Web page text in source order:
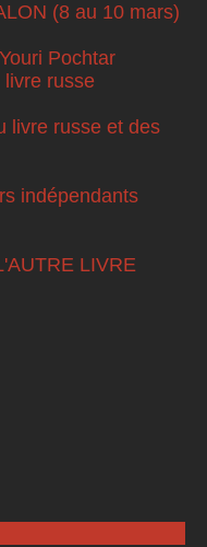
(8 au 10 mars)
Pochtar
livre russe
livre russe et des
indépendants
LIVRE